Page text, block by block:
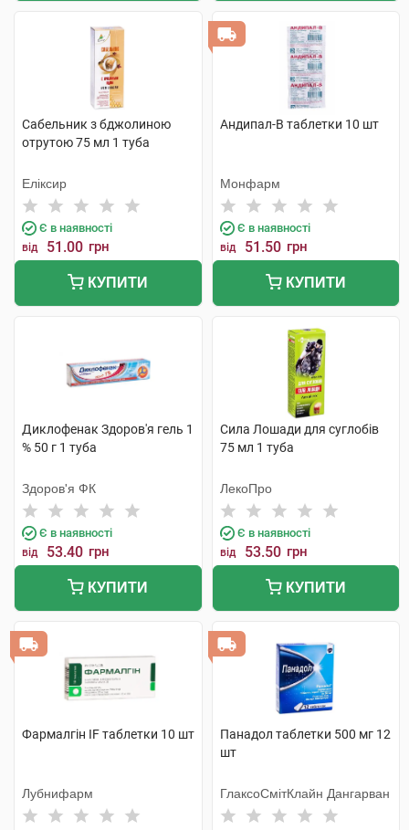
Сабельник з бджолиною
отрутою 75 мл 1 туба
Еліксир
Є в наявності
від 51.00 грн
КУПИТИ
Андипал-В таблетки 10 шт
Монфарм
Є в наявності
від 51.50 грн
КУПИТИ
Диклофенак Здоров'я гель 1
% 50 г 1 туба
Здоров'я ФК
Є в наявності
від 53.40 грн
КУПИТИ
Сила Лошади для суглобів
75 мл 1 туба
ЛекоПро
Є в наявності
від 53.50 грн
КУПИТИ
Фармалгін IF таблетки 10 шт
Лубнифарм
Панадол таблетки 500 мг 12
шт
ГлаксоСмітКлайн Дангарван